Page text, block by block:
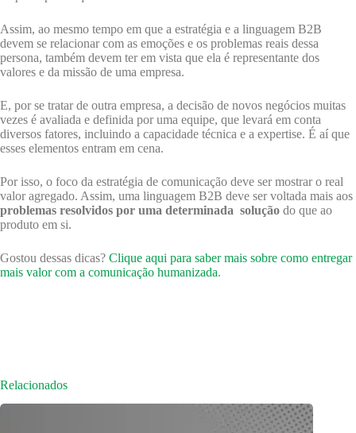
Assim, ao mesmo tempo em que a estratégia e a linguagem B2B
devem se relacionar com as emoções e os problemas reais dessa
persona, também devem ter em vista que ela é representante dos
valores e da missão de uma empresa.
E, por se tratar de outra empresa, a decisão de novos negócios muitas
vezes é avaliada e definida por uma equipe, que levará em conta
diversos fatores, incluindo a capacidade técnica e a expertise. É aí que
esses elementos entram em cena.
Por isso, o foco da estratégia de comunicação deve ser mostrar o real
valor agregado. Assim, uma linguagem B2B deve ser voltada mais aos
problemas resolvidos por uma determinada solução do que ao
produto em si.
Gostou dessas dicas? Clique aqui para saber mais sobre como entregar
mais valor com a comunicação humanizada.
Relacionados